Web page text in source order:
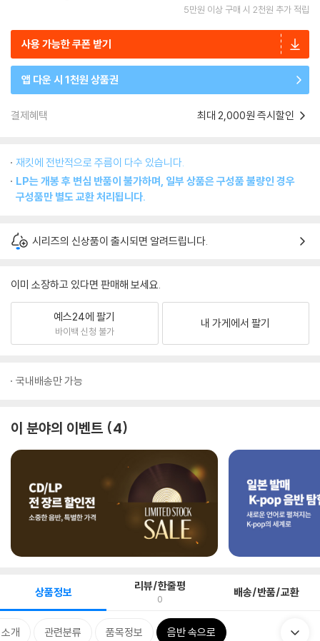
5만원 이상 구매 시 2천원 추가 적립
사용 가능한 쿠폰 받기
앱 다운 시 1천원 상품권
결제혜택 최대 2,000원 즉시할인
재킷에 전반적으로 주름이 다수 있습니다.
LP는 개봉 후 변심 반품이 불가하며, 일부 상품은 구성품 불량인 경우
구성품만 별도 교환 처리됩니다.
시리즈의 신상품이 출시되면 알려드립니다.
이미 소장하고 있다면 판매해 보세요.
예스24에 팔기
바이백 신청 불가
내 가게에서 팔기
국내배송만 가능
이 분야의 이벤트 4
상품정보 리뷰/한줄평
0 배송/반품/교환
개 관련분류 품목정보 음반 속으로